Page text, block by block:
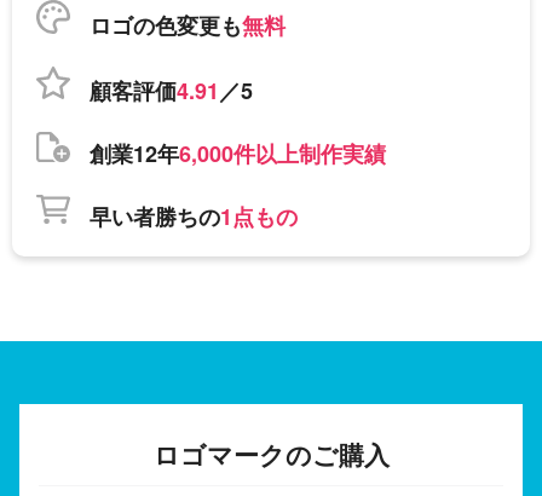
ロゴの色変更も無料
顧客評価4.91／5
創業12年6,000件以上制作実績
早い者勝ちの1点もの
ロゴマークのご購入